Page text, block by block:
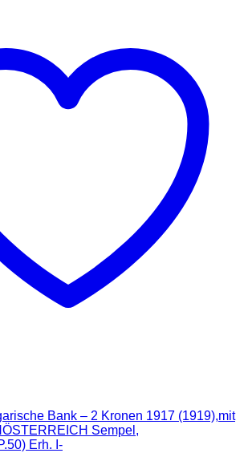
Bank – 2 Kronen 1917 (1919),mit
Sempel,
Erh. I-